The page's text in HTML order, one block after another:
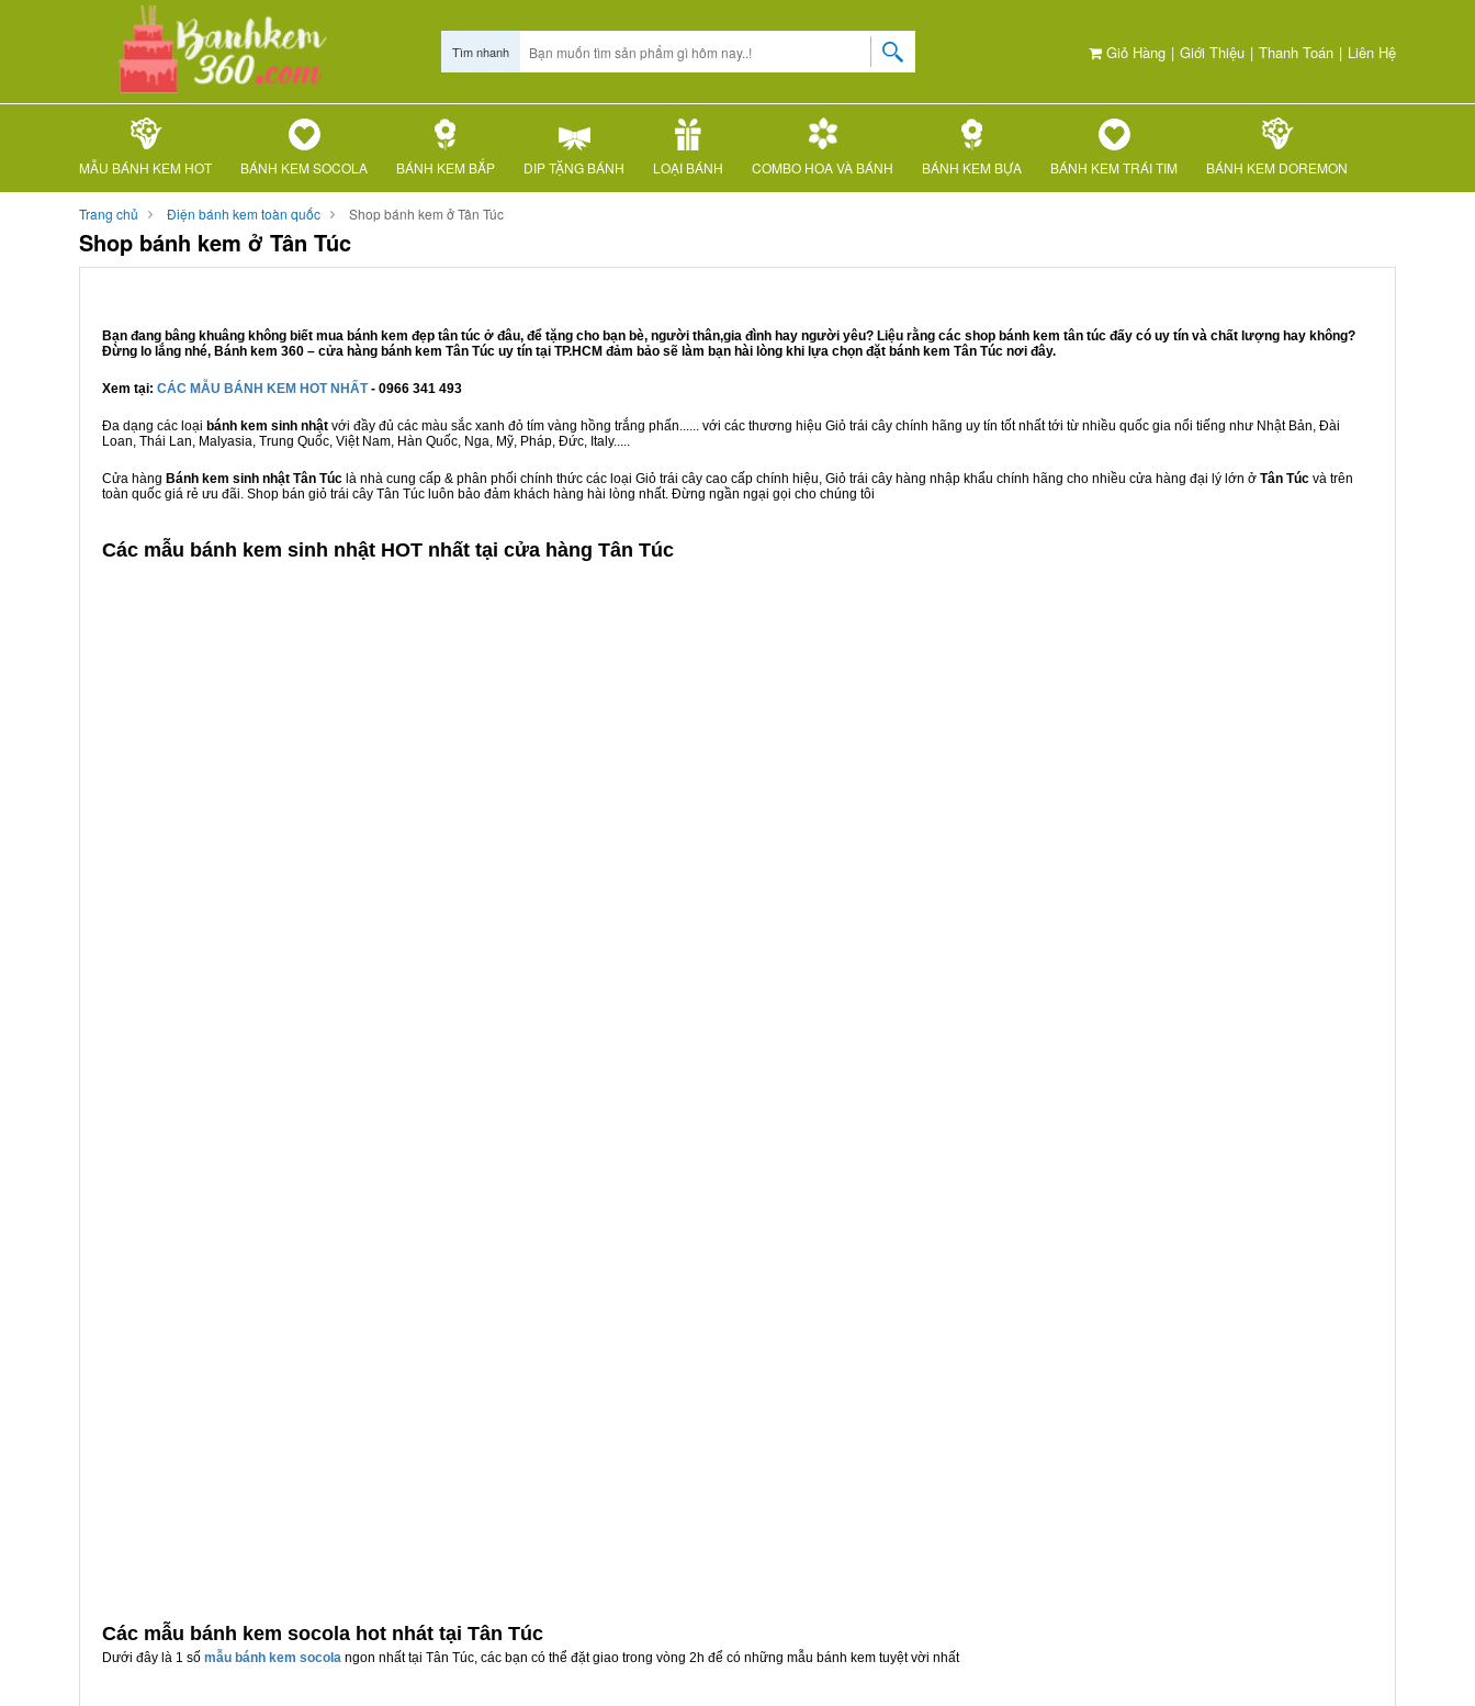
Giỏ Hàng | Giới Thiệu | Thanh Toán | Liên Hệ
Tìm nhanh
MẪU BÁNH KEM HOT BÁNH KEM SOCOLA BÁNH KEM BẮP DIP TẶNG BÁNH LOẠI BÁNH COMBO HOA VÀ BÁNH BÁNH KEM BỰA BÁNH KEM TRÁI TIM BÁNH KEM DOREMON
Trang chủ Điện bánh kem toàn quốc Shop bánh kem ở Tân Túc
Shop bánh kem ở Tân Túc
Bạn đang bâng khuâng không biết mua bánh kem đẹp tân túc ở đâu, để tặng cho bạn bè, người thân,gia đình hay người yêu? Liệu rằng các shop bánh kem tân túc đấy có uy tín và chất lượng hay không?
Đừng lo lắng nhé, Bánh kem 360 – cửa hàng bánh kem Tân Túc uy tín tại TP.HCM đảm bảo sẽ làm bạn hài lòng khi lựa chọn đặt bánh kem Tân Túc nơi đây.
Xem tại: CÁC MẪU BÁNH KEM HOT NHẤT- 0966 341 493
Đa dạng các loại bánh kem sinh nhật với đầy đủ các màu sắc xanh đỏ tím vàng hồng trắng phấn...... với các thương hiệu Giỏ trái cây chính hãng uy tín tốt nhất tới từ nhiều quốc gia nổi tiếng như Nhật Bản, Đài
Loan, Thái Lan, Malyasia, Trung Quốc, Việt Nam, Hàn Quốc, Nga, Mỹ, Pháp, Đức, Italy.....
Cửa hàng Bánh kem sinh nhật Tân Túc là nhà cung cấp & phân phối chính thức các loại Giỏ trái cây cao cấp chính hiệu, Giỏ trái cây hàng nhập khẩu chính hãng cho nhiều cửa hàng đại lý lớn ở Tân Túc và trên
toàn quốc giá rẻ ưu đãi. Shop bán giỏ trái cây Tân Túc luôn bảo đảm khách hàng hài lòng nhất. Đừng ngần ngại gọi cho chúng tôi
Các mẫu bánh kem sinh nhật HOT nhất tại cửa hàng Tân Túc
Các mẫu bánh kem socola hot nhát tại Tân Túc
Dưới đây là 1 số mẫu bánh kem socola ngon nhất tại Tân Túc, các bạn có thể đặt giao trong vòng 2h để có những mẫu bánh kem tuyệt vời nhất